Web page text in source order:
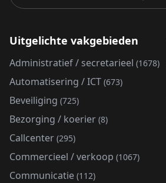
Uitgelichte vakgebieden
Administratief / secretarieel (1678)
Automatisering / ICT (673)
Beveiliging (725)
Bezorging / koerier (8)
Callcenter (295)
Commercieel / verkoop (1067)
Communicatie (112)